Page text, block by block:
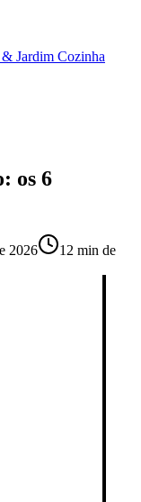
& Jardim Cozinha
os 6
2026
12 min de